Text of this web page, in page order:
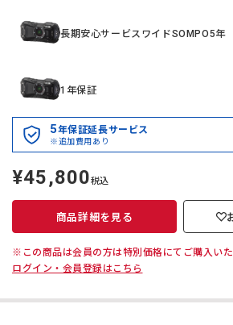
長期安心サービスワイドSOMPO5年
1年保証
5年保証延長サービス
※追加費用あり
定
価
¥45,800税込
商品詳細を見る
※この商品は会員の方は特別価格にてご購入いた
ログイン・会員登録はこちら